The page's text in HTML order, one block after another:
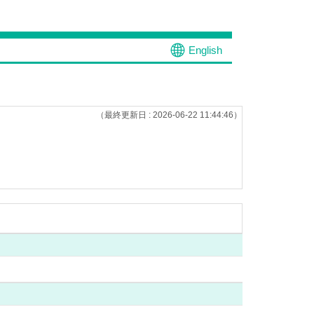
English
（最終更新日 : 2026-06-22 11:44:46）